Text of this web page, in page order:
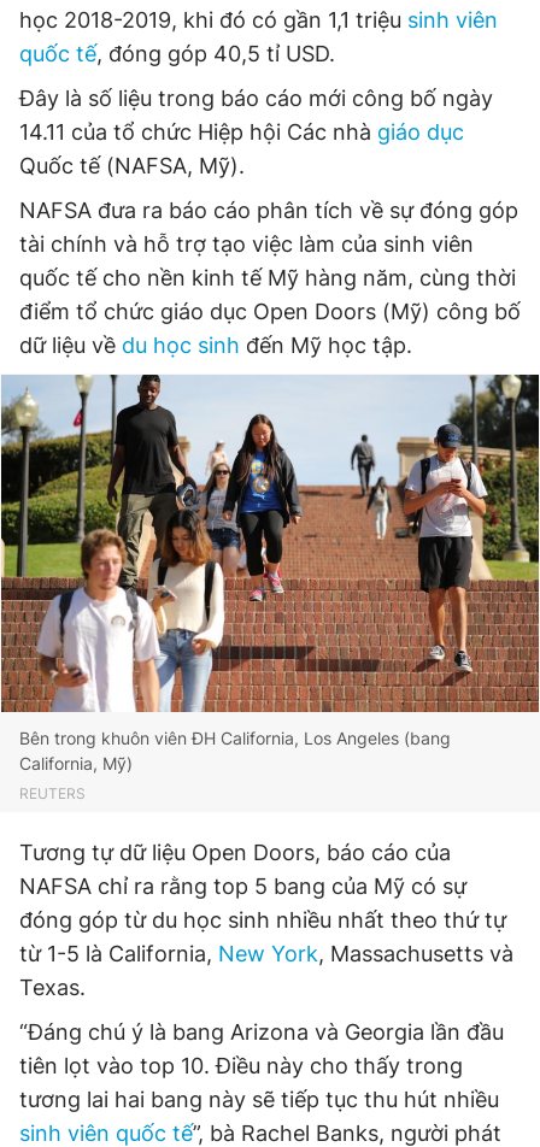
Đọc Thanh Niên trên điện thoại
Theo dõi báo trên
Hotline
0906 645 777
Liên hệ quảng cáo
0908 780 404
Đặt báo Quảng cáo RSS Tòa soạn Chính sách bảo
Tổng biên tập: Nguyễn Ngọc Toàn
Phó tổng biên tập thường trực: Hải Thành
Phó tổng biên tập: Lâm Hiếu Dũng
Phó tổng biên tập: Trần Việt Hưng
Tổng thư ký tòa soạn: Đức Trung
Giấy phép xuất bản số 110/GP - BTTTT cấp ngày 24.3.2020
© 2003-2026 Bản quyền thuộc về Báo Thanh Niên. Cấm sao
chép dưới mọi hình thức nếu không có sự chấp thuận bằng văn
bản. Phát triển bởi ePi Technologies, JSC.
học 2018-2019, khi đó có gần 1,1 triệu sinh viên
quốc tế, đóng góp 40,5 tỉ USD.
Đây là số liệu trong báo cáo mới công bố ngày
14.11 của tổ chức Hiệp hội Các nhà giáo dục
Quốc tế (NAFSA, Mỹ).
NAFSA đưa ra báo cáo phân tích về sự đóng góp
tài chính và hỗ trợ tạo việc làm của sinh viên
quốc tế cho nền kinh tế Mỹ hàng năm, cùng thời
điểm tổ chức giáo dục Open Doors (Mỹ) công bố
dữ liệu về du học sinh đến Mỹ học tập.
Bên trong khuôn viên ĐH California, Los Angeles (bang
California, Mỹ)
REUTERS
Tương tự dữ liệu Open Doors, báo cáo của
NAFSA chỉ ra rằng top 5 bang của Mỹ có sự
đóng góp từ du học sinh nhiều nhất theo thứ tự
từ 1-5 là California, New York, Massachusetts và
Texas.
“Đáng chú ý là bang Arizona và Georgia lần đầu
tiên lọt vào top 10. Điều này cho thấy trong
tương lai hai bang này sẽ tiếp tục thu hút nhiều
sinh viên quốc tế”, bà Rachel Banks, người phát